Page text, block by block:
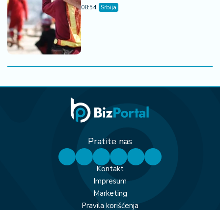
08:54 Srbija
Kontakt
Impresum
Marketing
Pravila korišćenja
Pratite nas